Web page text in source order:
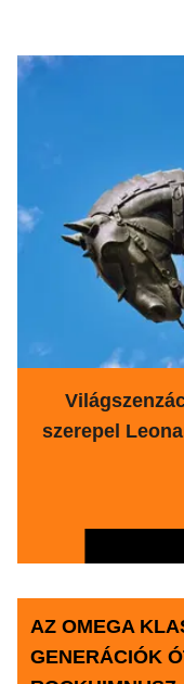
szerepel
AZ OMEGA
GENERÁCIÓK